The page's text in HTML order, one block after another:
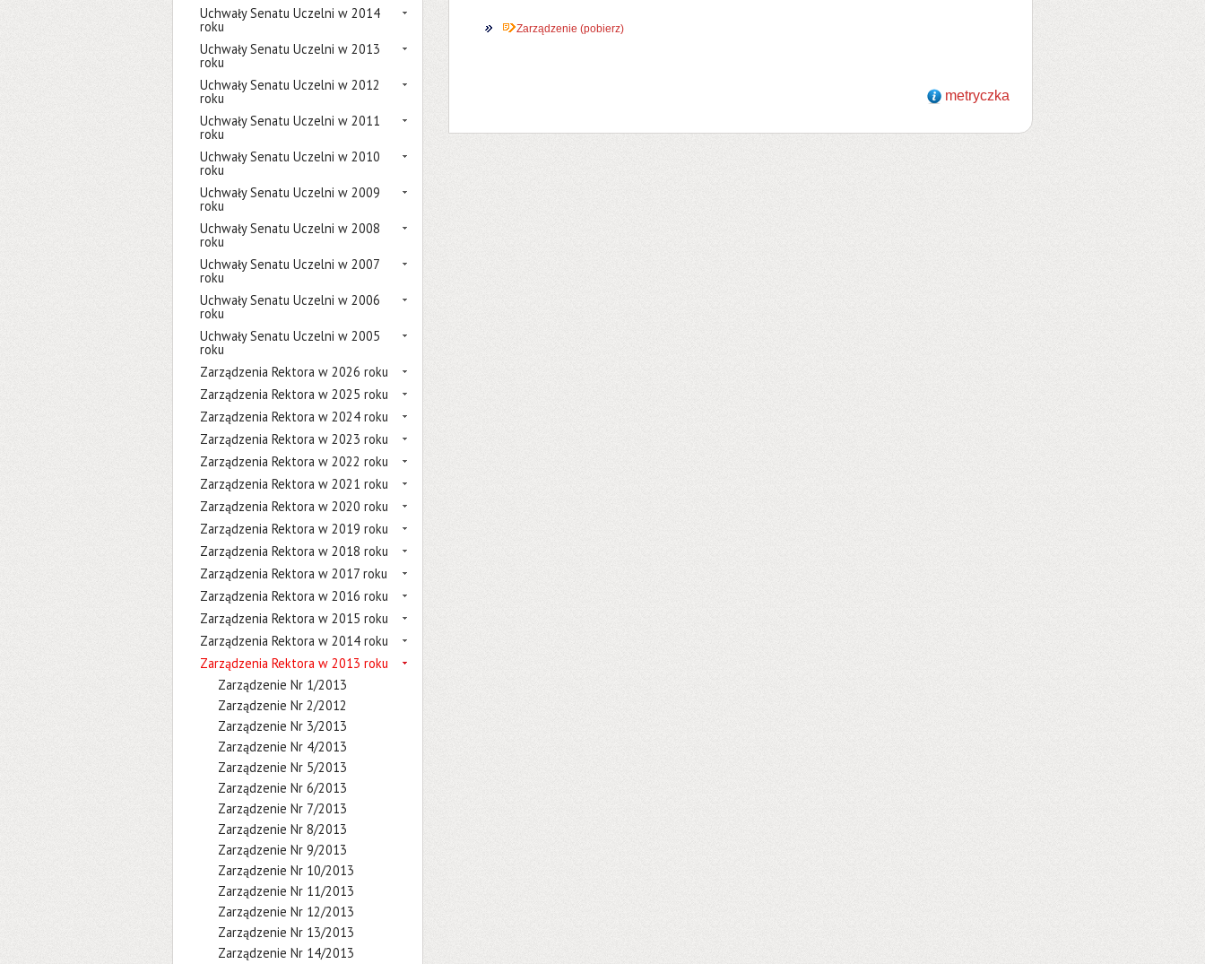
Uchwały Senatu Uczelni w 2014
roku
Uchwały Senatu Uczelni w 2013
roku
Uchwały Senatu Uczelni w 2012
roku
Uchwały Senatu Uczelni w 2011
roku
Uchwały Senatu Uczelni w 2010
roku
Uchwały Senatu Uczelni w 2009
roku
Uchwały Senatu Uczelni w 2008
roku
Uchwały Senatu Uczelni w 2007
roku
Uchwały Senatu Uczelni w 2006
roku
Uchwały Senatu Uczelni w 2005
roku
Zarządzenia Rektora w 2026 roku
Zarządzenia Rektora w 2025 roku
Zarządzenia Rektora w 2024 roku
Zarządzenia Rektora w 2023 roku
Zarządzenia Rektora w 2022 roku
Zarządzenia Rektora w 2021 roku
Zarządzenia Rektora w 2020 roku
Zarządzenia Rektora w 2019 roku
Zarządzenia Rektora w 2018 roku
Zarządzenia Rektora w 2017 roku
Zarządzenia Rektora w 2016 roku
Zarządzenia Rektora w 2015 roku
Zarządzenia Rektora w 2014 roku
Zarządzenia Rektora w 2013 roku
Zarządzenie Nr 1/2013
Zarządzenie Nr 2/2012
Zarządzenie Nr 3/2013
Zarządzenie Nr 4/2013
Zarządzenie Nr 5/2013
Zarządzenie Nr 6/2013
Zarządzenie Nr 7/2013
Zarządzenie Nr 8/2013
Zarządzenie Nr 9/2013
Zarządzenie Nr 10/2013
Zarządzenie Nr 11/2013
Zarządzenie Nr 12/2013
Zarządzenie Nr 13/2013
Zarządzenie Nr 14/2013
Zarządzenie (pobierz)
metryczka